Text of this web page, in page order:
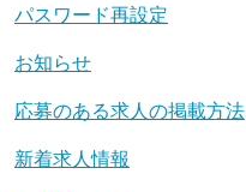
パスワード再設定
お知らせ
応募のある求人の掲載方法
新着求人情報